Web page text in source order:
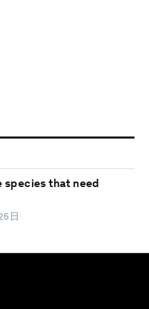
species that need
日